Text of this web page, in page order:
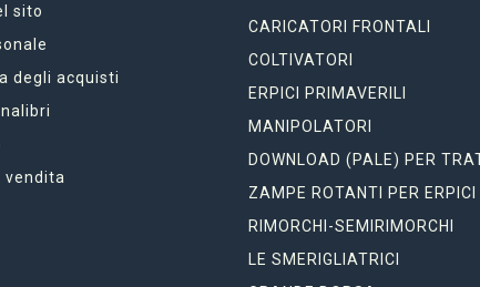
sito
degli acquisti
vendita
CARICATORI FRONTALI
COLTIVATORI
ERPICI PRIMAVERILI
MANIPOLATORI
DOWNLOAD (PALE) PER
ZAMPE ROTANTI PER ERPICI
RIMORCHI-SEMIRIMORCHI
LE SMERIGLIATRICI